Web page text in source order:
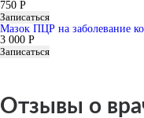
750 Р
Записаться
Мазок ПЦР на заболевание
3 000 Р
Записаться
Отзывы о